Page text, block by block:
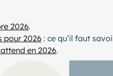
2026.
pour 2026 : ce qu’il faut
en 2026.